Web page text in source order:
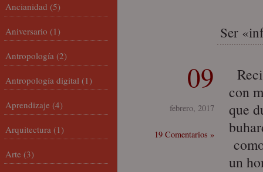
Ser
09
febrero, 2017
19 Comentarios »
con
que
un
Ancianidad (5)
Aniversario (1)
Antropología (2)
Antropología digital (1)
Aprendizaje (4)
Arquitectura (1)
Arte (3)